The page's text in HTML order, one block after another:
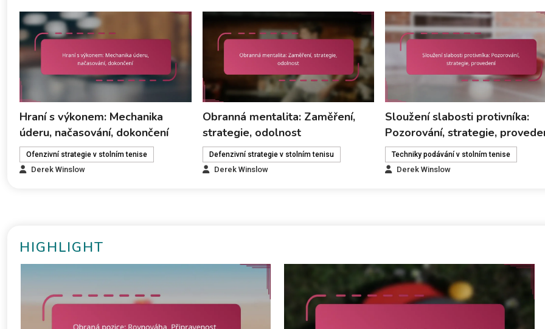
Hraní s výkonem: Mechanika
úderu, načasování, dokončení
Ofenzivní strategie v stolním tenise
Derek Winslow
Obranná mentalita: Zaměření,
strategie, odolnost
Defenzivní strategie v stolním tenisu
Derek Winslow
Sloužení slabosti protivníka:
Pozorování, strategie,
Techniky podávání v stolním tenise
Derek Winslow
HIGHLIGHT